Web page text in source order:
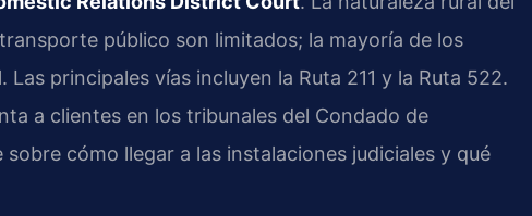
público son limitados; la mayoría de los
principales vías incluyen la Ruta 211 y la Ruta 522.
a clientes en los tribunales del Condado de
cómo llegar a las instalaciones judiciales y qué